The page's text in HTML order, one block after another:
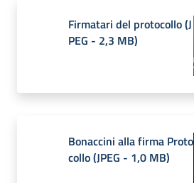
Firmatari del protocollo(J
PEG - 2,3 MB)
Bonaccini alla firma Proto
collo(JPEG - 1,0 MB)